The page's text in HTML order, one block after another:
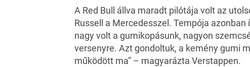
A Red Bull állva maradt pilótája volt az
Russell a Mercedesszel. Tempója
nagy volt a gumikopásunk, nagyon
versenyre. Azt gondoltuk, a kemény gumi
működött ma” – magyarázta Verstappen.